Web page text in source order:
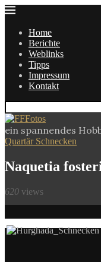
Home
Berichte
Weblinks
Tipps
Impressum
Kontakt
ein spannendes
Quartär Schnecken
Naquetia
620 views